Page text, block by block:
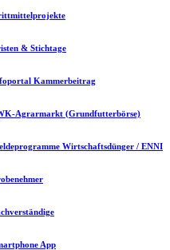
& Stichtage
Kammerbeitrag
Agrarmarkt (Grundfutterbörse)
Wirtschaftsdünger / ENNI
App